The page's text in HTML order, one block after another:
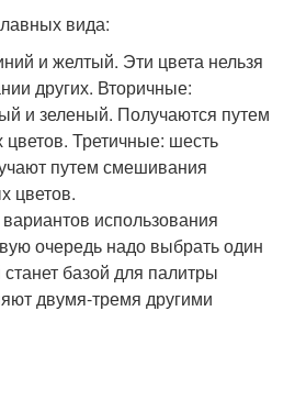
вида:
и желтый. Эти цвета нельзя
других. Вторичные:
и зеленый. Получаются путем
Третичные: шесть
путем смешивания
цветов.
использования
очередь надо выбрать один
базой для палитры
двумя-тремя другими